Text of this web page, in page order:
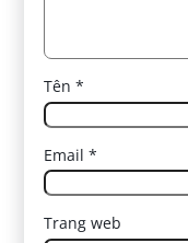
Tên*
Email*
Trang web